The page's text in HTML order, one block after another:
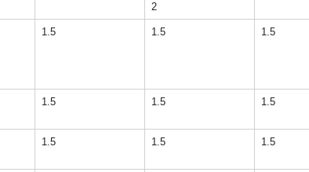
2
1.5 1.5 1.5
1.5 1.5 1.5
1.5 1.5 1.5